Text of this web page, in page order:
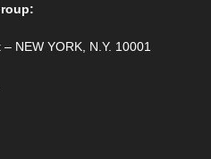
NEW YORK, N.Y. 10001